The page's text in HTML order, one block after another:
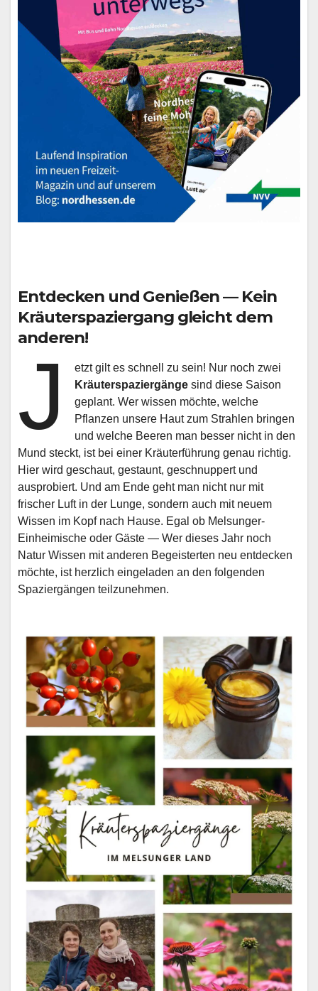
Entdecken und Genießen — Kein
Kräuterspaziergang gleicht dem
anderen!
J
etzt gilt es schnell zu sein! Nur noch zwei
Kräuterspaziergänge sind diese Saison
geplant. Wer wissen möchte, welche
Pflanzen unsere Haut zum Strahlen bringen
und welche Beeren man besser nicht in den
Mund steckt, ist bei einer Kräuterführung genau richtig.
Hier wird geschaut, gestaunt, geschnuppert und
ausprobiert. Und am Ende geht man nicht nur mit
frischer Luft in der Lunge, sondern auch mit neuem
Wissen im Kopf nach Hause. Egal ob Melsunger-
Einheimische oder Gäste — Wer dieses Jahr noch
Natur Wissen mit anderen Begeisterten neu entdecken
möchte, ist herzlich eingeladen an den folgenden
Spaziergängen teilzunehmen.